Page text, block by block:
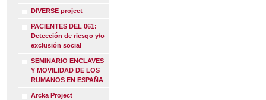
DIVERSE project
PACIENTES DEL 061:
Detección de riesgo y/o
exclusión social
SEMINARIO ENCLAVES
Y MOVILIDAD DE LOS
RUMANOS EN ESPAÑA
Arcka Project